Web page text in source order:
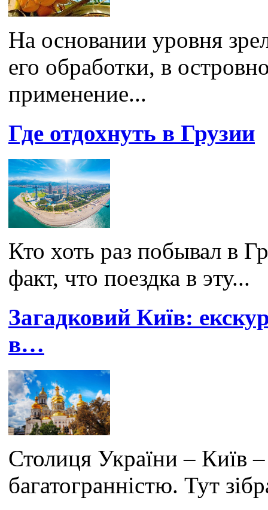
На основании уровня
его обработки, в
применение...
Где отдохнуть в Грузии
Кто хоть раз побывал в
факт, что поездка в эту...
Загадковий Київ:
в…
Столиця України – Київ
багатогранністю. Тут